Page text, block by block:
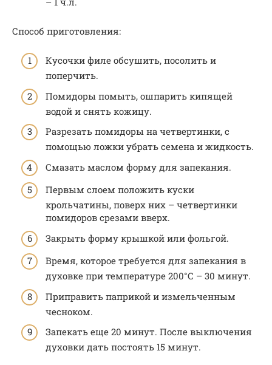
Способ приготовления:
Кусочки филе обсушить, посолить и
поперчить.
Помидоры помыть, ошпарить кипящей
водой и снять кожицу.
Разрезать помидоры на четвертинки, с
помощью ложки убрать семена и жидкость.
Смазать маслом форму для запекания.
Первым слоем положить куски
крольчатины, поверх них – четвертинки
помидоров срезами вверх.
Закрыть форму крышкой или фольгой.
Время, которое требуется для запекания в
духовке при температуре 200°С – 30 минут.
Приправить паприкой и измельченным
чесноком.
Запекать еще 20 минут. После выключения
духовки дать постоять 15 минут.